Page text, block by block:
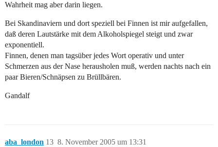
Wahrheit mag aber darin liegen.
Bei Skandinaviern und dort speziell bei Finnen ist mir aufgefallen,
daß deren Lautstärke mit dem Alkoholspiegel steigt und zwar
exponentiell.
Finnen, denen man tagsüber jedes Wort operativ und unter
Schmerzen aus der Nase herausholen muß, werden nachts nach ein
paar Bieren/Schnäpsen zu Brüllbären.
Gandalf
aba_london 8. November 2005 um 13:31
13